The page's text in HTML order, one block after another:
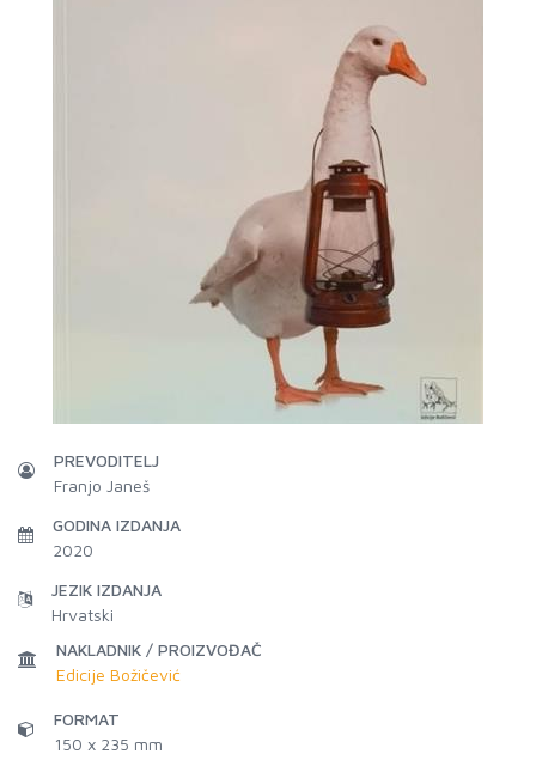
PREVODITELJ
Franjo Janeš
GODINA IZDANJA
2020
JEZIK IZDANJA
Hrvatski
NAKLADNIK / PROIZVOĐAČ
Edicije Božičević
FORMAT
150 x 235 mm